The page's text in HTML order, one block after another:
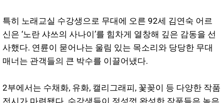
특히 노래교실 수강생으로 무대에 오른 92세 김연숙 어르
신은 ‘노란 샤쓰의 사나이’를 힘차게 열창해 깊은 감동을 선
사했다. 연륜이 묻어나는 울림 있는 목소리와 당당한 무대
매너는 관객들의 큰 박수를 이끌어냈다.
2부에서는 수채화, 유화, 캘리그래피, 꽃꽂이 등 다양한 작품